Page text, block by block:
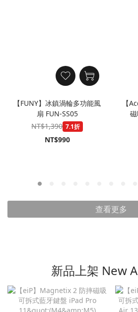
【FUNY】冰鎮渦輪多功能風
扇 FUN-SS05
NT$1,390 7.1折
NT$990
【
查看更多
新品上架 New